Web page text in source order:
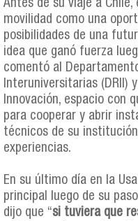
Antes de su viaje a
movilidad como una
posibilidades de una
idea que ganó fuerza
comentó al
Interuniversitarias (DRII)
Innovación, espacio con
para cooperar y abrir
técnicos de su
experiencias.
En su último día en la
principal luego de su
dijo que “si tuviera que